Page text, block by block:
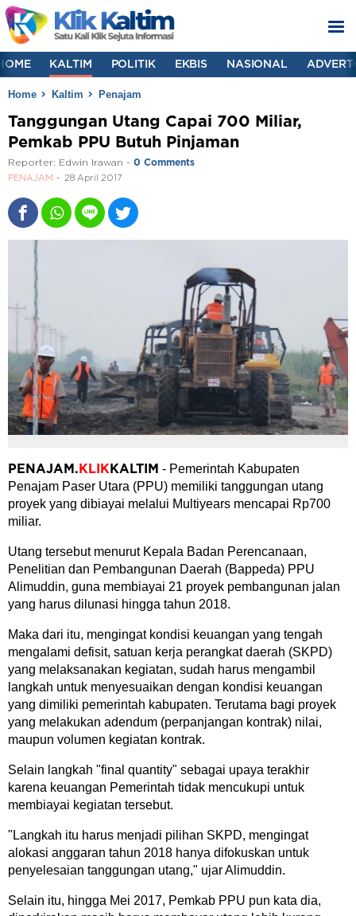
KALTIM POLITIK EKBIS NASIONAL
Home Kaltim Penajam
Tanggungan Utang Capai 700 Miliar,
Pemkab PPU Butuh Pinjaman
Reporter: Edwin Irawan - 0 Comments
PENAJAM 28 April 2017
PENAJAM . KLIK KALTIM - Pemerintah Kabupaten
Penajam Paser Utara (PPU) memiliki tanggungan utang
proyek yang dibiayai melalui Multiyears mencapai Rp700
miliar.
Utang tersebut menurut Kepala Badan Perencanaan,
Penelitian dan Pembangunan Daerah (Bappeda) PPU
Alimuddin, guna membiayai 21 proyek pembangunan jalan
yang harus dilunasi hingga tahun 2018.
Maka dari itu, mengingat kondisi keuangan yang tengah
mengalami defisit, satuan kerja perangkat daerah (SKPD)
yang melaksanakan kegiatan, sudah harus mengambil
langkah untuk menyesuaikan dengan kondisi keuangan
yang dimiliki pemerintah kabupaten. Terutama bagi proyek
yang melakukan adendum (perpanjangan kontrak) nilai,
maupun volumen kegiatan kontrak.
Selain langkah "final quantity" sebagai upaya terakhir
karena keuangan Pemerintah tidak mencukupi untuk
membiayai kegiatan tersebut.
"Langkah itu harus menjadi pilihan SKPD, mengingat
alokasi anggaran tahun 2018 hanya difokuskan untuk
penyelesaian tanggungan utang," ujar Alimuddin.
Selain itu, hingga Mei 2017, Pemkab PPU pun kata dia,